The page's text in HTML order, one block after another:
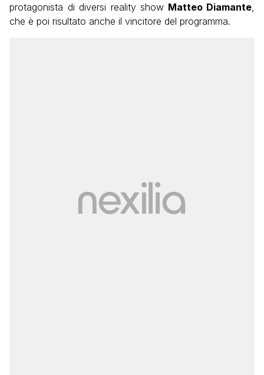
protagonista di diversi reality show Matteo Diamante,
che è poi risultato anche il vincitore del programma.